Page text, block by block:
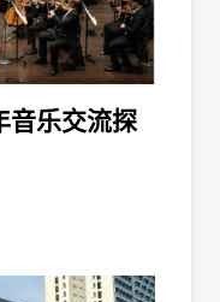
音乐交流探